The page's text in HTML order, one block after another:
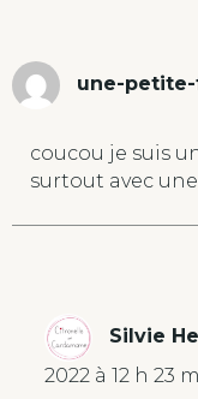
une-
coucou je suis
surtout avec
Silvie
2022 à 12 h 23